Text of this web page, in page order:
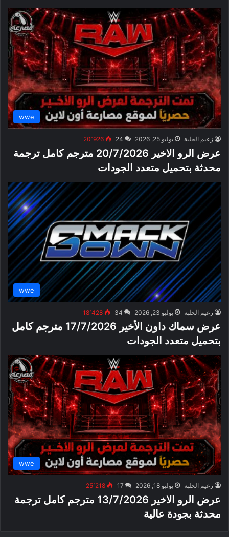
wwe
زعيم الحلبة يوليو 25, 2026 24 20٬926
عرض الرو الاخير 20/7/2026 مترجم كامل ترجمة
محدثة بتحميل متعدد الجودات
wwe
زعيم الحلبة يوليو 23, 2026 34 18٬428
عرض سماك داون الأخير 17/7/2026 مترجم كامل
بتحميل متعدد الجودات
wwe
زعيم الحلبة يوليو 18, 2026 17 25٬218
عرض الرو الاخير 13/7/2026 مترجم كامل ترجمة
محدثة بجودة عالية